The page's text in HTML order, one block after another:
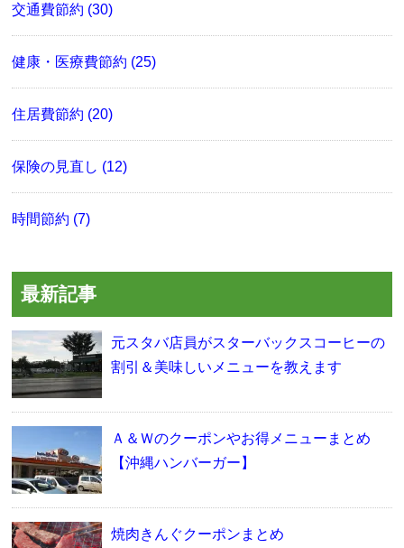
交通費節約 (30)
健康・医療費節約 (25)
住居費節約 (20)
保険の見直し (12)
時間節約 (7)
最新記事
元スタバ店員がスターバックスコーヒーの
割引＆美味しいメニューを教えます
Ａ＆Ｗのクーポンやお得メニューまとめ
【沖縄ハンバーガー】
焼肉きんぐクーポンまとめ